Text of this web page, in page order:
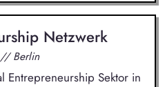
Netzwerk
// Berlin
Entrepreneurship Sektor in